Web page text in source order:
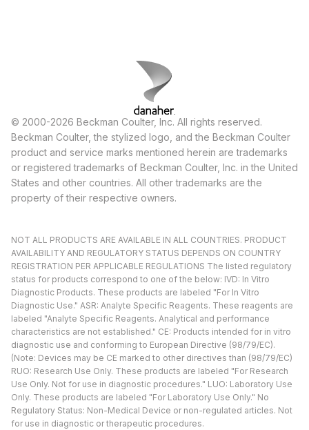
© 2000-2026 Beckman Coulter, Inc. All rights reserved.
Beckman Coulter, the stylized logo, and the Beckman Coulter
product and service marks mentioned herein are trademarks
or registered trademarks of Beckman Coulter, Inc. in the United
States and other countries. All other trademarks are the
property of their respective owners.
NOT ALL PRODUCTS ARE AVAILABLE IN ALL COUNTRIES. PRODUCT
AVAILABILITY AND REGULATORY STATUS DEPENDS ON COUNTRY
REGISTRATION PER APPLICABLE REGULATIONS The listed regulatory
status for products correspond to one of the below: IVD: In Vitro
Diagnostic Products. These products are labeled "For In Vitro
Diagnostic Use." ASR: Analyte Specific Reagents. These reagents are
labeled "Analyte Specific Reagents. Analytical and performance
characteristics are not established." CE: Products intended for in vitro
diagnostic use and conforming to European Directive (98/79/EC).
(Note: Devices may be CE marked to other directives than (98/79/EC)
RUO: Research Use Only. These products are labeled "For Research
Use Only. Not for use in diagnostic procedures." LUO: Laboratory Use
Only. These products are labeled "For Laboratory Use Only." No
Regulatory Status: Non-Medical Device or non-regulated articles. Not
for use in diagnostic or therapeutic procedures.